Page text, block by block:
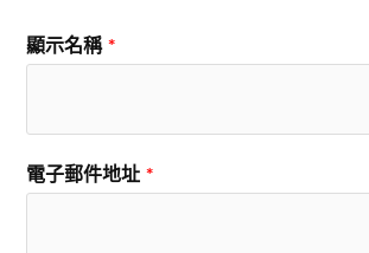
顯示名稱 *
電子郵件地址 *